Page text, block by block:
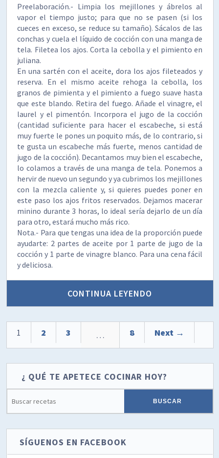
Preelaboración.- Limpia los mejillones y ábrelos al
vapor el tiempo justo; para que no se pasen (si los
cueces en exceso, se reduce su tamaño). Sácalos de las
conchas y cuela el líquido de cocción con una manga de
tela. Filetea los ajos. Corta la cebolla y el pimiento en
juliana.
En una sartén con el aceite, dora los ajos fileteados y
reserva. En el mismo aceite rehoga la cebolla, los
granos de pimienta y el pimiento a fuego suave hasta
que este blando. Retira del fuego. Añade el vinagre, el
laurel y el pimentón. Incorpora el jugo de la cocción
(cantidad suficiente para hacer el escabeche, si está
muy fuerte le pones un poquito más, de lo contrario, si
te gusta un escabeche más fuerte, menos cantidad de
jugo de la cocción). Decantamos muy bien el escabeche,
lo colamos a través de una manga de tela. Ponemos a
hervir de nuevo un segundo y ya cubrimos los mejillones
con la mezcla caliente y, si quieres puedes poner en
este paso los ajos fritos reservados. Dejamos macerar
minino durante 3 horas, lo ideal sería dejarlo de un día
para otro, estará mucho más rico.
Nota.- Para que tengas una idea de la proporción puede
ayudarte: 2 partes de aceite por 1 parte de jugo de la
cocción y 1 parte de vinagre blanco. Para una cena fácil
y deliciosa.
CONTINUA LEYENDO
1 2 3 … 8 Next →
¿ QUÉ TE APETECE COCINAR HOY?
SÍGUENOS EN FACEBOOK